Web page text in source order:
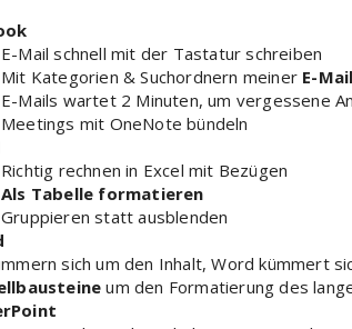
E-Mail schnell mit der Tastatur schreiben
Mit Kategorien & Suchordnern meiner E-
E-Mails wartet 2 Minuten, um vergessene
Meetings mit OneNote bündeln
Richtig rechnen in Excel mit Bezügen
Als Tabelle formatieren
Gruppieren statt ausblenden
sich um den Inhalt, Word kümmert
um den Formatierung des